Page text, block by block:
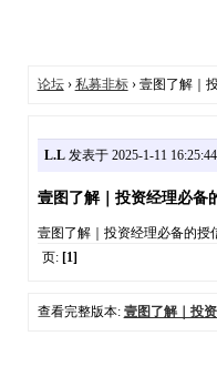
论坛› 私募非标› 壹图了解｜
L.L发表于 2025-1-11 16:25:44
壹图了解｜投资经理必备
壹图了解｜投资经理必备的授
页: [1]
查看完整版本: 壹图了解｜投